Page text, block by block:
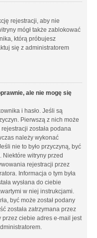
rejestracji, aby nie
mógł także zablokować
którą próbujesz
się z administratorem
ale nie mogę się
i hasło. Jeśli są
Pierwszą z nich może
została podana
należy wykonać
nie to było przyczyną, być
Niektóre witryny przed
rejestracji przez
Informacja o tym była
wysłana do ciebie
w niej instrukcjami.
być może został podany
została zatrzymana przez
przez ciebie adres e-mail jest